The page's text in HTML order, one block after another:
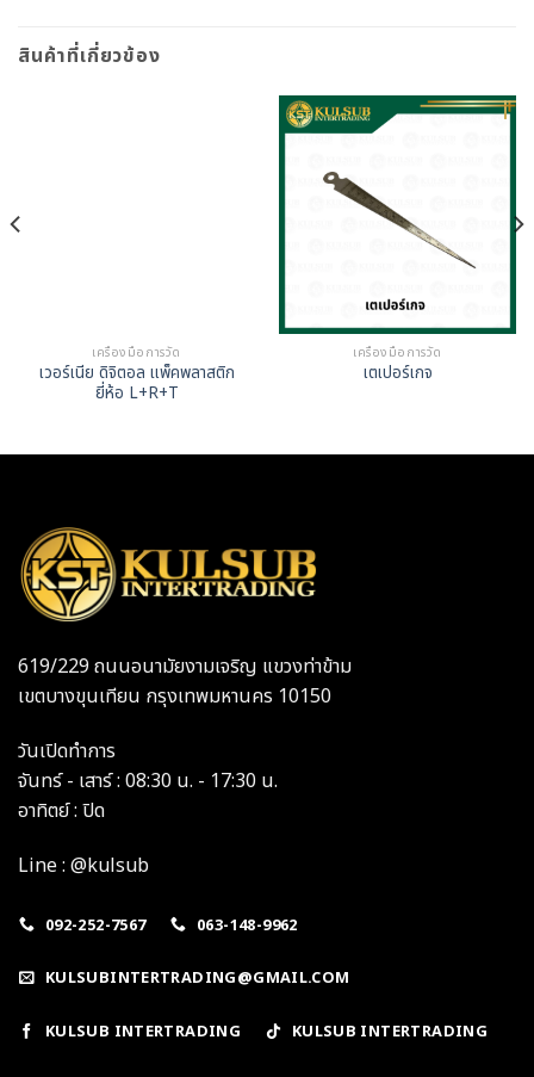
สินค้าที่เกี่ยวข้อง
เครื่องมือการวัด
เวอร์เนีย ดิจิตอล แพ็คพลาสติก
ยี่ห้อ L+R+T
เครื่องมือการวัด
เตเปอร์เกจ
619/229 ถนนอนามัยงามเจริญ แขวงท่าข้าม
เขตบางขุนเทียน กรุงเทพมหานคร 10150
วันเปิดทำการ
จันทร์ - เสาร์ : 08:30 น. - 17:30 น.
อาทิตย์ : ปิด
Line : @kulsub
092-252-7567 063-148-9962
KULSUBINTERTRADING@GMAIL.COM
KULSUB INTERTRADING KULSUB INTERTRADING